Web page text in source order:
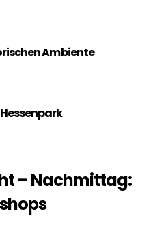
Ambiente
– Nachmittag: